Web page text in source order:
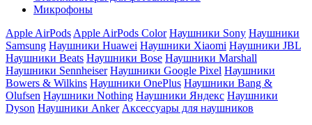
Микрофоны
Apple AirPods Apple AirPods Color Наушники Sony Наушники
Samsung Наушники Huawei Наушники Xiaomi Наушники JBL
Наушники Beats Наушники Bose Наушники Marshall
Наушники Sennheiser Наушники Google Pixel Наушники
Bowers & Wilkins Наушники OnePlus Наушники Bang &
Olufsen Наушники Nothing Наушники Яндекс Наушники
Dyson Наушники Anker Аксессуары для наушников